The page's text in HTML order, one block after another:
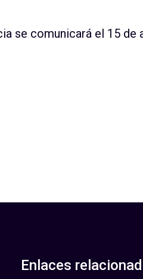
se comunicará el 15 de
Enlaces